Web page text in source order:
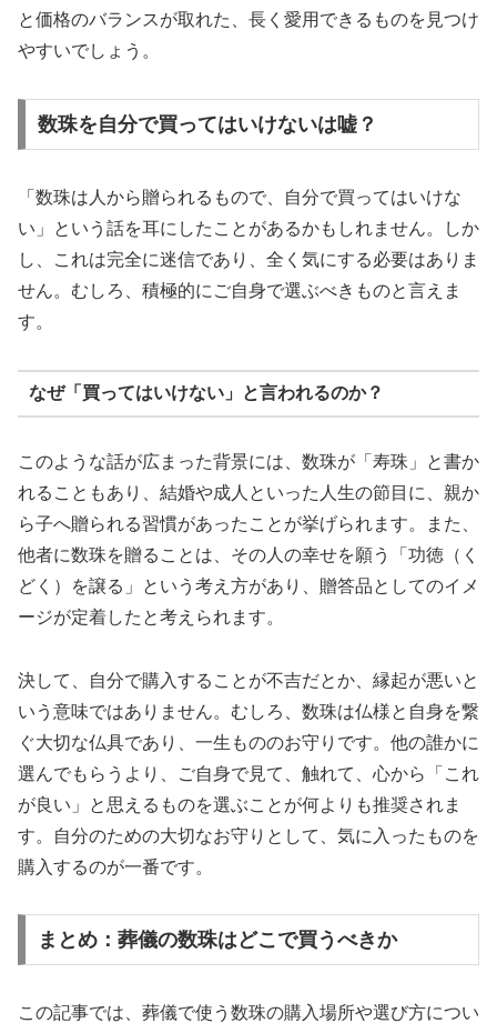
と価格のバランスが取れた、長く愛用できるものを見つけ
やすいでしょう。
数珠を自分で買ってはいけないは嘘？
「数珠は人から贈られるもので、自分で買ってはいけな
い」という話を耳にしたことがあるかもしれません。しか
し、これは完全に迷信であり、全く気にする必要はありま
せん。むしろ、積極的にご自身で選ぶべきものと言えま
す。
なぜ「買ってはいけない」と言われるのか？
このような話が広まった背景には、数珠が「寿珠」と書か
れることもあり、結婚や成人といった人生の節目に、親か
ら子へ贈られる習慣があったことが挙げられます。また、
他者に数珠を贈ることは、その人の幸せを願う「功徳（く
どく）を譲る」という考え方があり、贈答品としてのイメ
ージが定着したと考えられます。
決して、自分で購入することが不吉だとか、縁起が悪いと
いう意味ではありません。むしろ、数珠は仏様と自身を繋
ぐ大切な仏具であり、一生もののお守りです。他の誰かに
選んでもらうより、ご自身で見て、触れて、心から「これ
が良い」と思えるものを選ぶことが何よりも推奨されま
す。自分のための大切なお守りとして、気に入ったものを
購入するのが一番です。
まとめ：葬儀の数珠はどこで買うべきか
この記事では、葬儀で使う数珠の購入場所や選び方につい